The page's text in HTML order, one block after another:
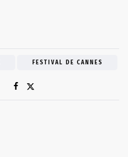
FESTIVAL DE CANNES